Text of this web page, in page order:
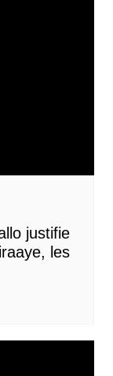
justifie
les